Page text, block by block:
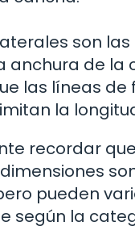
son las
anchura de la
las líneas de
la
recordar
pueden
según la